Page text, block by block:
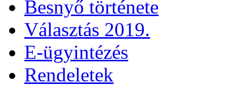
Besnyő története
Választás 2019.
E-ügyintézés
Rendeletek